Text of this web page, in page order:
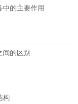
中的主要作用
间的区别
构